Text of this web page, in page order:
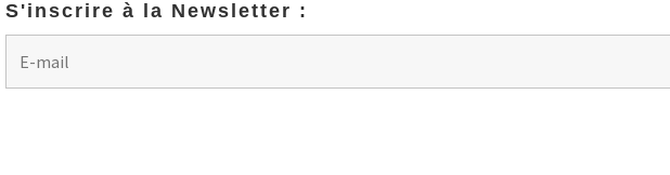
S'inscrire à la Newsletter :